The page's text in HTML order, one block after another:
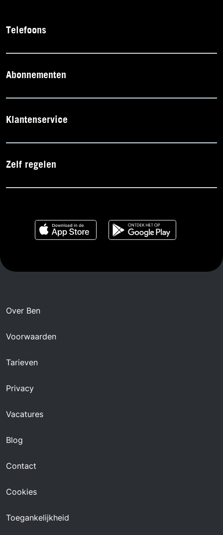
Telefoons
Abonnementen
Klantenservice
Zelf regelen
Over Ben
Voorwaarden
Tarieven
Privacy
Vacatures
Blog
Contact
Cookies
Toegankelijkheid